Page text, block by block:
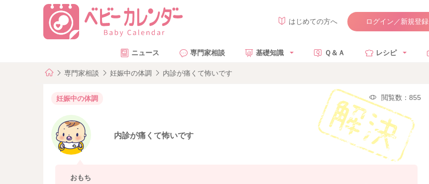
はじめての方へ ログイン／新規登録
ニュース 専門家相談 基礎知識 Ｑ＆Ａ レシピ
専門家相談 妊娠中の体調 内診が痛くて怖いです
妊娠中の体調 閲覧数：855
内診が痛くて怖いです
おもち